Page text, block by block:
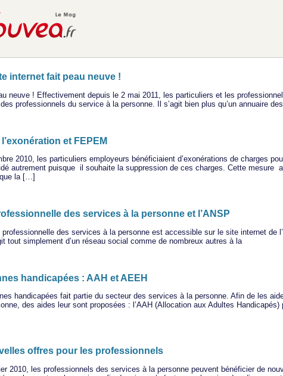
internet fait peau neuve !
neuve ! Effectivement depuis le 2 mai 2011, les particuliers et les
professionnels du service à la personne. Il s’agit bien plus qu’un annuaire
et FEPEM
2010, les particuliers employeurs bénéficiaient d’exonérations de charges
autrement puisque il souhaite la suppression de ces charges. Cette mesure
la […]
des services à la personne et l’ANSP
professionnelle des services à la personne est accessible sur le site internet de
tout simplement d’un réseau social comme de nombreux autres à la
handicapées : AAH et AEEH
handicapées fait partie du secteur des services à la personne. Afin de les
des aides leur sont proposées : l’AAH (Allocation aux Adultes
offres pour les professionnels
2010, les professionnels des services à la personne peuvent bénéficier de